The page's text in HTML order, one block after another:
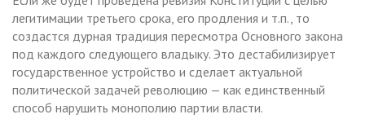
легитимации третьего срока, его продления и т.п., то
создастся дурная традиция пересмотра Основного закона
под каждого следующего владыку. Это дестабилизирует
государственное устройство и сделает актуальной
политической задачей революцию — как единственный
способ нарушить монополию партии власти.